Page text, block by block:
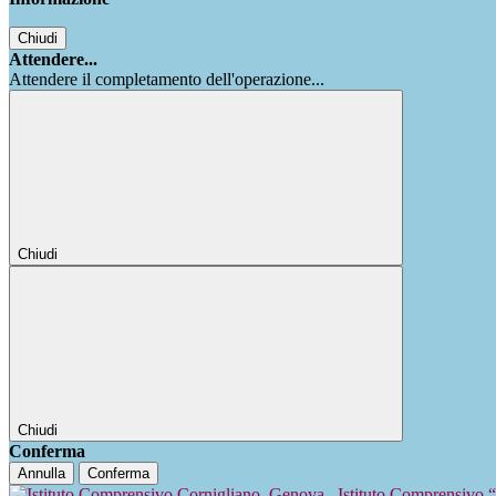
Chiudi
Attendere...
Attendere il completamento dell'operazione...
Chiudi
Chiudi
Conferma
Annulla Conferma